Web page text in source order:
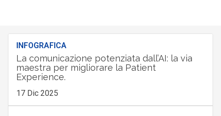
INFOGRAFICA
La comunicazione potenziata dall’AI: la via
maestra per migliorare la Patient
Experience.
17 Dic 2025